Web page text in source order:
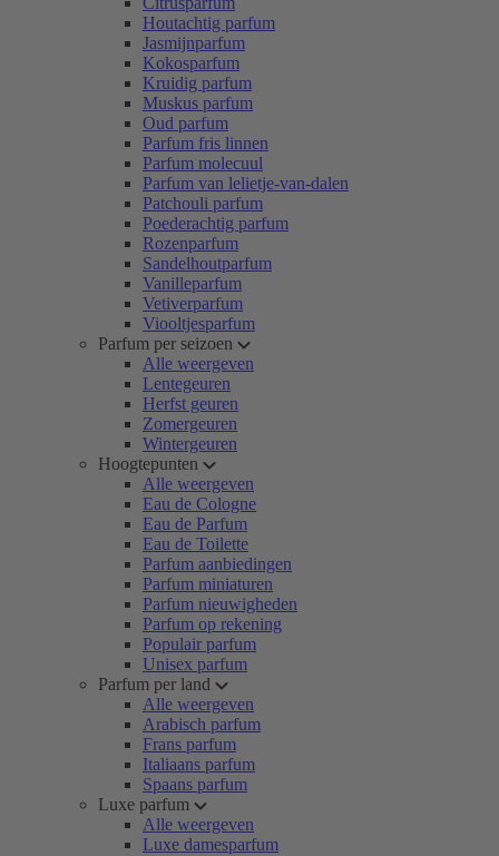
Houtachtig parfum
Jasmijnparfum
Kokosparfum
Kruidig parfum
Muskus parfum
Oud parfum
Parfum fris linnen
Parfum molecuul
Parfum van lelietje-van-dalen
Patchouli parfum
Poederachtig parfum
Rozenparfum
Sandelhoutparfum
Vanilleparfum
Vetiverparfum
Viooltjesparfum
Parfum per seizoen
Alle weergeven
Lentegeuren
Herfst geuren
Zomergeuren
Wintergeuren
Hoogtepunten
Alle weergeven
Eau de Cologne
Eau de Parfum
Eau de Toilette
Parfum aanbiedingen
Parfum miniaturen
Parfum nieuwigheden
Parfum op rekening
Populair parfum
Unisex parfum
Parfum per land
Alle weergeven
Arabisch parfum
Frans parfum
Italiaans parfum
Spaans parfum
Luxe parfum
Alle weergeven
Luxe damesparfum